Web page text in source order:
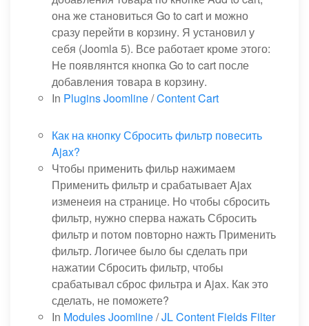
она же становиться Go to cart и можно
сразу перейти в корзину. Я установил у
себя (Joomla 5). Все работает кроме этого:
Не появлянтся кнопка Go to cart после
добавления товара в корзину.
In Plugins Joomline/Content Cart
Как на кнопку Сбросить фильтр повесить
Ajax?
Чтобы применить фильр нажимаем
Применить фильтр и срабатывает Ajax
изменеия на странице. Но чтобы сбросить
фильтр, нужно сперва нажать Сбросить
фильтр и потом повторно нажть Применить
фильтр. Логичее было бы сделать при
нажатии Сбросить фильтр, чтобы
срабатывал сброс фильтра и Ajax. Как это
сделать, не поможете?
In Modules Joomline/JL Content Fields Filter